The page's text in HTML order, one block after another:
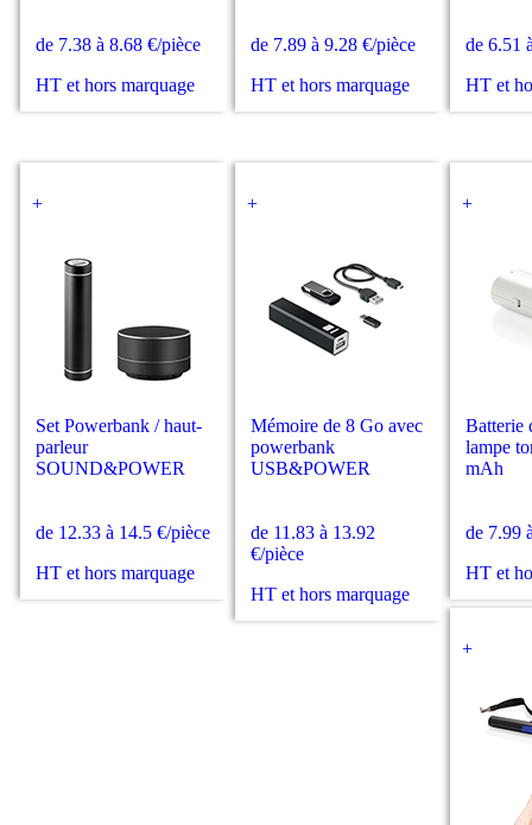
de 7.38 à 8.68 €/pièce
HT et hors marquage
de 7.89 à 9.28 €/pièce
HT et hors marquage
de 6.51
HT et
+
Set Powerbank / haut-
parleur
SOUND&POWER
de 12.33 à 14.5 €/pièce
HT et hors marquage
+
Mémoire de 8 Go avec
powerbank
USB&POWER
de 11.83 à 13.92
€/pièce
HT et hors marquage
+
Batterie
lampe
mAh
de 7.99
HT et
+